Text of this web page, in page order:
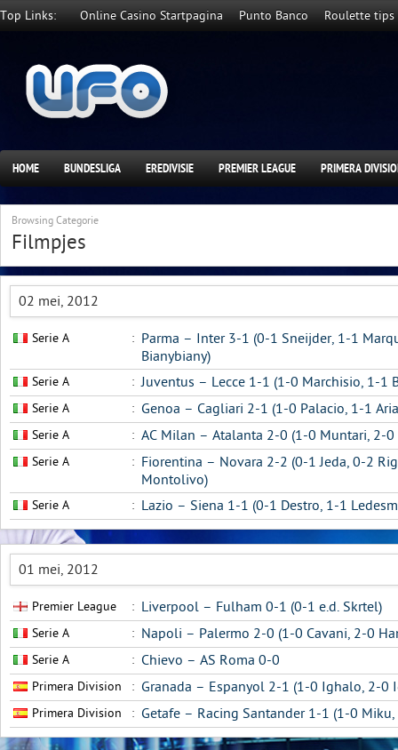
Top Links: Online Casino Startpagina Punto Banco Roulette tips
HOME BUNDESLIGA EREDIVISIE PREMIER LEAGUE PRIMERA
Browsing Categorie
Filmpjes
02 mei, 2012
Serie A : Parma – Inter 3-1 (0-1 Sneijder, 1-1
Bianybiany)
Serie A : Juventus – Lecce 1-1 (1-0 Marchisio, 1-1
Serie A : Genoa – Cagliari 2-1 (1-0 Palacio, 1-1
Serie A : AC Milan – Atalanta 2-0 (1-0 Muntari, 2-0
Serie A : Fiorentina – Novara 2-2 (0-1 Jeda, 0-2
Montolivo)
Serie A : Lazio – Siena 1-1 (0-1 Destro, 1-1
01 mei, 2012
Premier League : Liverpool – Fulham 0-1 (0-1 e.d. Skrtel)
Serie A : Napoli – Palermo 2-0 (1-0 Cavani, 2-0
Serie A : Chievo – AS Roma 0-0
Primera Division : Granada – Espanyol 2-1 (1-0 Ighalo, 2-0
Primera Division : Getafe – Racing Santander 1-1 (1-0